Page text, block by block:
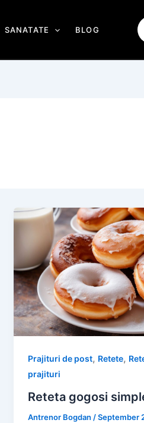
SANATATE BLOG
Prajituri de post, Retete,
prajituri
Reteta gogosi
Antrenor Bogdan /September